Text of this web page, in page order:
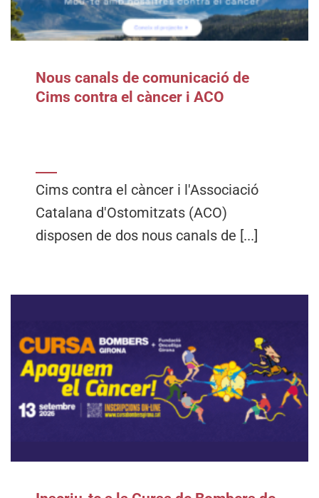
Nous canals de comunicació de
Cims contra el càncer i ACO
Cims contra el càncer i l'Associació
Catalana d'Ostomitzats (ACO)
disposen de dos nous canals de [...]